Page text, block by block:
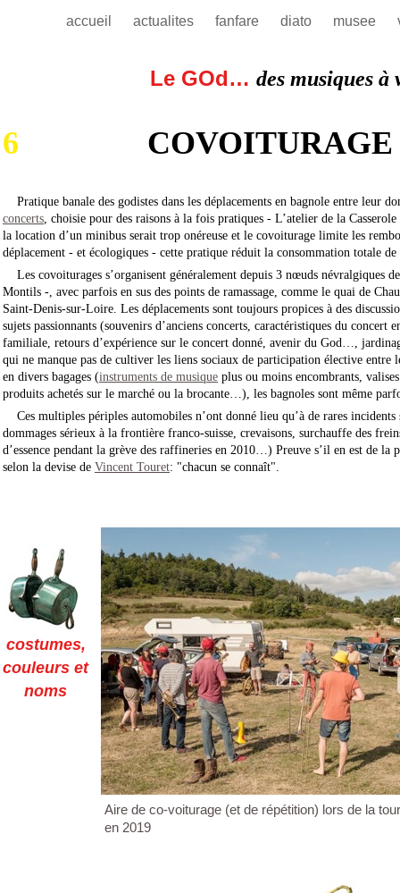
accueil actualites fanfare diato musee
Le GOd… des musiques à
6 COVOITURAGE
Pratique banale des godistes dans les déplacements en bagnole entre leur
concerts, choisie pour des raisons à la fois pratiques - L’atelier de la
la location d’un minibus serait trop onéreuse et le covoiturage limite les
déplacement - et écologiques - cette pratique réduit la consommation totale
Les covoiturages s’organisent généralement depuis 3 nœuds névralgiques
Montils -, avec parfois en sus des points de ramassage, comme le quai de
Saint-Denis-sur-Loire. Les déplacements sont toujours propices à des
sujets passionnants (souvenirs d’anciens concerts, caractéristiques du concert
familiale, retours d’expérience sur le concert donné, avenir du God…,
qui ne manque pas de cultiver les liens sociaux de participation élective entre
en divers bagages (instruments de musique plus ou moins encombrants,
produits achetés sur le marché ou la brocante…), les bagnoles sont même
Ces multiples périples automobiles n’ont donné lieu qu’à de rares incidents
dommages sérieux à la frontière franco-suisse, crevaisons, surchauffe des
d’essence pendant la grève des raffineries en 2010…) Preuve s’il en est de la
selon la devise de Vincent Touret: "chacun se connaît".
costumes,
couleurs et
noms
Aire de co-voiturage (et de répétition) lors de la
en 2019